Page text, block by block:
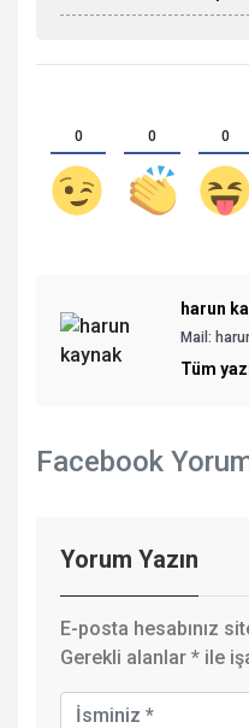
0 0 0
harun
Mail:
Tüm
Facebook
Yorum Yazın
E-posta hesabınız
Gerekli alanlar * ile